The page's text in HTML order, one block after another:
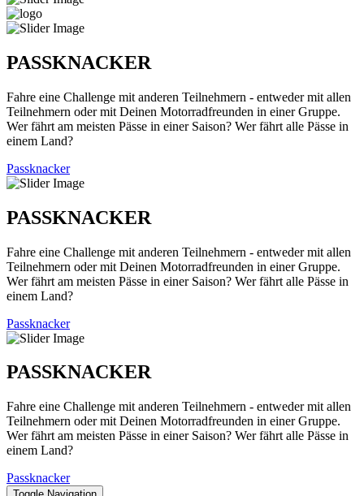
PASSKNACKER
Fahre eine Challenge mit anderen Teilnehmern - entweder mit allen
Teilnehmern oder mit Deinen Motorradfreunden in einer Gruppe.
Wer fährt am meisten Pässe in einer Saison? Wer fährt alle Pässe in
einem Land?
Passknacker
PASSKNACKER
Fahre eine Challenge mit anderen Teilnehmern - entweder mit allen
Teilnehmern oder mit Deinen Motorradfreunden in einer Gruppe.
Wer fährt am meisten Pässe in einer Saison? Wer fährt alle Pässe in
einem Land?
Passknacker
PASSKNACKER
Fahre eine Challenge mit anderen Teilnehmern - entweder mit allen
Teilnehmern oder mit Deinen Motorradfreunden in einer Gruppe.
Wer fährt am meisten Pässe in einer Saison? Wer fährt alle Pässe in
einem Land?
Passknacker